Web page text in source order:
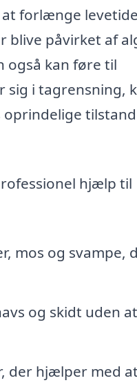
at forlænge
blive påvirket af
også kan føre til
sig i tagrensning,
hjælp til
mos og svampe,
og skidt uden at
der hjælper med at